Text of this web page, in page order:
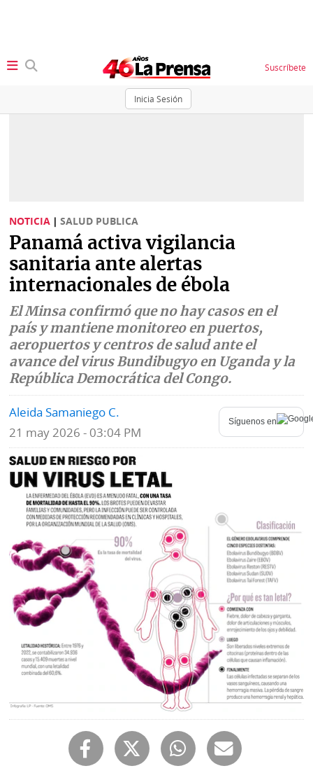
Inicia Sesión
Suscríbete
Sociedad
Judiciales
Política
Economía
Mundo
Deportes
Ponle
la
Firma
Status
K
Vivir+
Opinión
Blogs
Fotografías
Videos
Fe
de
erratas
Historias
SERVICIOS
E-
Paper
Comunicados
Contenido
de
marcas
RSS
Notas
al
NOTICIA | SALUD PUBLICA
Panamá activa vigilancia
sanitaria ante alertas
internacionales de ébola
El Minsa confirmó que no hay casos en el
país y mantiene monitoreo en puertos,
aeropuertos y centros de salud ante el
avance del virus Bundibugyo en Uganda y la
República Democrática del Congo.
Aleida Samaniego C.
21 may 2026 - 03:04 PM
Síguenos en